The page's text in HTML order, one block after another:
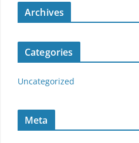
Archives
Categories
Uncategorized
Meta